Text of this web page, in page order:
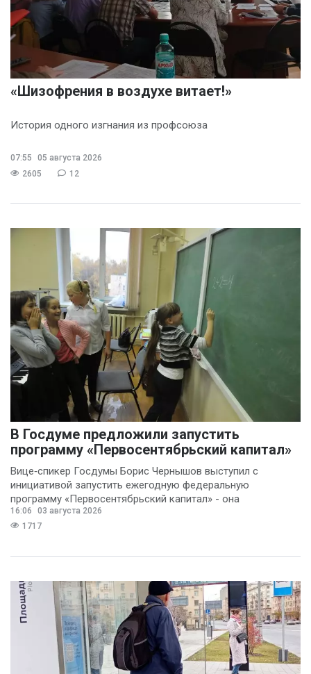
«Шизофрения в воздухе витает!»
История одного изгнания из профсоюза
07:55
05 августа 2026
2605
12
В Госдуме предложили запустить
программу «Первосентябрьский капитал»
Вице‑спикер Госдумы Борис Чернышов выступил с
инициативой запустить ежегодную федеральную
программу «Первосентябрьский капитал» - она
предполагает
16:06
03 августа 2026
1717